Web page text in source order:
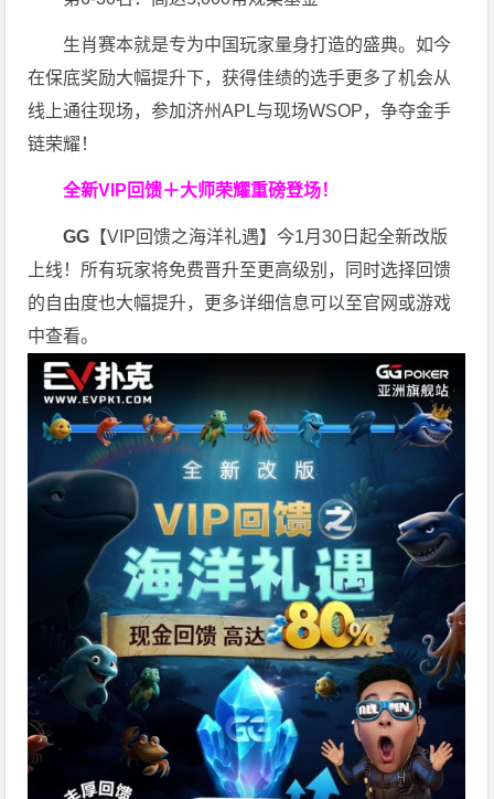
生肖赛本就是专为中国玩家量身打造的盛典。如今
在保底奖励大幅提升下，获得佳绩的选手更多了机会从
线上通往现场，参加济州APL与现场WSOP，争夺金手
链荣耀！
全新VIP回馈＋大师荣耀重磅登场！
GG 【VIP回馈之海洋礼遇】今1月30日起全新改版
上线！所有玩家将免费晋升至更高级别，同时选择回馈
的自由度也大幅提升，更多详细信息可以至官网或游戏
中查看。